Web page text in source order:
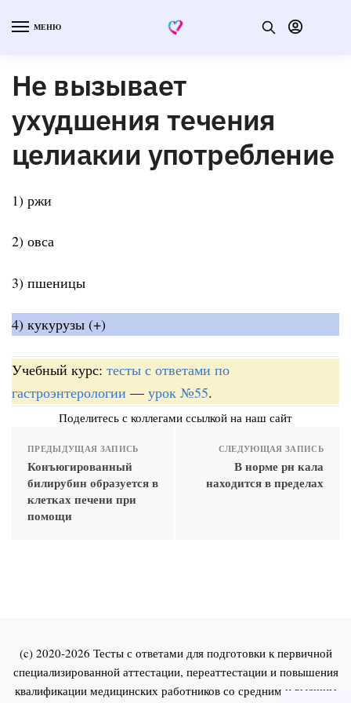
МЕНЮ
Не вызывает
ухудшения течения
целиакии употребление
1) ржи
2) овса
3) пшеницы
4) кукурузы (+)
Учебный курс: тесты с ответами по
гастроэнтерологии — урок №55.
Поделитесь с коллегами ссылкой на наш сайт
ПРЕДЫДУЩАЯ ЗАПИСЬ
Конъюгированный
билирубин образуется в
клетках печени при
помощи
СЛЕДУЮЩАЯ ЗАПИСЬ
В норме рн кала
находится в пределах
(c) 2020-2026 Тесты с ответами для подготовки к первичной
специализированной аттестации, переаттестации и повышения
квалификации медицинских работников со средним и высшим